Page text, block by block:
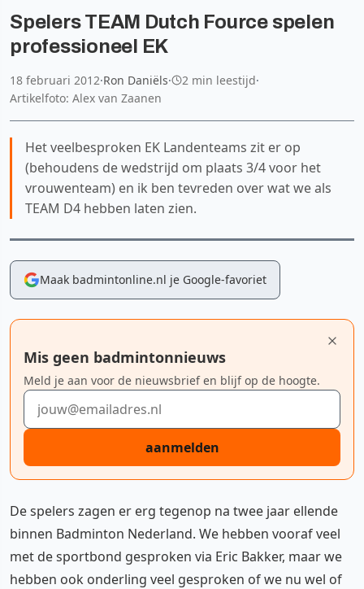
Spelers TEAM Dutch Fource spelen
professioneel EK
18 februari 2012·Ron Daniëls· 2 min leestijd·
Artikelfoto: Alex van Zaanen
Het veelbesproken EK Landenteams zit er op
(behoudens de wedstrijd om plaats 3/4 voor het
vrouwenteam) en ik ben tevreden over wat we als
TEAM D4 hebben laten zien.
Maak badmintonline.nl je Google-favoriet
Mis geen badmintonnieuws
Meld je aan voor de nieuwsbrief en blijf op de hoogte.
E-mailadres
aanmelden
De spelers zagen er erg tegenop na twee jaar ellende
binnen Badminton Nederland. We hebben vooraf veel
met de sportbond gesproken via Eric Bakker, maar we
hebben ook onderling veel gesproken of we nu wel of